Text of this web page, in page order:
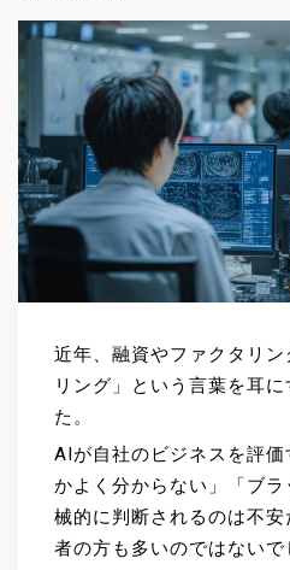
近年、融資やファクタリ
リング」という言葉を耳
た。
AIが自社のビジネスを評
かよく分からない」「ブ
械的に判断されるのは不
者の方も多いのではないで